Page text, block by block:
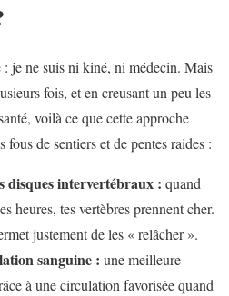
je ne suis ni kiné, ni médecin. Mais
fois, et en creusant un peu les
voilà ce que cette approche
fous de sentiers et de pentes raides :
disques intervertébraux : quand
heures, tes vertèbres prennent cher.
justement de les « relâcher ».
sanguine : une meilleure
à une circulation favorisée quand